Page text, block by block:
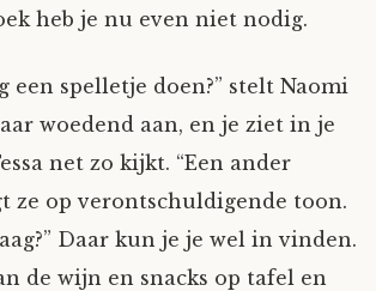
heb je nu even niet nodig.
een spelletje doen?” stelt Naomi
woedend aan, en je ziet in je
net zo kijkt. “Een ander
ze op verontschuldigende toon.
Daar kun je je wel in vinden.
de wijn en snacks op tafel en